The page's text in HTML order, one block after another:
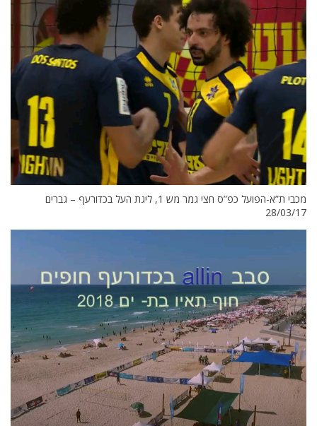
מכבי ת”א-הפועל כפ”ס חצי גמר מש 1, ליגת העל בכדורעף – גברים
28/03/17